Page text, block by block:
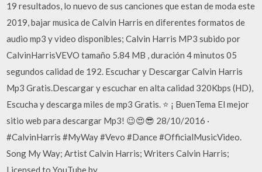
19 resultados, lo nuevo de sus canciones que estan de moda este
2019, bajar musica de Calvin Harris en diferentes formatos de
audio mp3 y video disponibles; Calvin Harris MP3 subido por
CalvinHarrisVEVO tamaño 5.84 MB , duración 4 minutos 05
segundos calidad de 192. Escuchar y Descargar Calvin Harris
Mp3 Gratis.Descargar y escuchar en alta calidad 320Kbps (HD),
Escucha y descarga miles de mp3 Gratis. ⭐ ¡ BuenTema El mejor
sitio web para descargar Mp3! 😉😍😎 28/10/2016 ·
#CalvinHarris #MyWay #Vevo #Dance #OfficialMusicVideo.
Song My Way; Artist Calvin Harris; Writers Calvin Harris;
Licensed to YouTube by